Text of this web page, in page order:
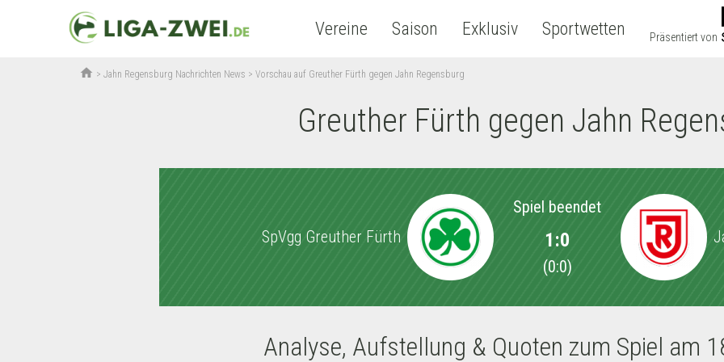
Vereine Saison Exklusiv Sportwetten Präsentiert von
home > Jahn Regensburg Nachrichten News > Vorschau auf Greuther Fürth gegen Jahn Regensburg
Greuther Fürth gegen Jahn
SpVgg Greuther Fürth
Spiel beendet
1:0
(0:0)
Analyse, Aufstellung & Quoten zum Spiel am